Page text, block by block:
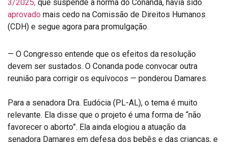
3/2025, que suspende a norma do Conanda, havia sido
aprovado mais cedo na Comissão de Direitos Humanos
(CDH) e segue agora para promulgação.
— O Congresso entende que os efeitos da resolução
devem ser sustados. O Conanda pode convocar outra
reunião para corrigir os equívocos — ponderou Damares.
Para a senadora Dra. Eudócia (PL-AL), o tema é muito
relevante. Ela disse que o projeto é uma forma de “não
favorecer o aborto”. Ela ainda elogiou a atuação da
senadora Damares em defesa dos bebês e das crianças, e